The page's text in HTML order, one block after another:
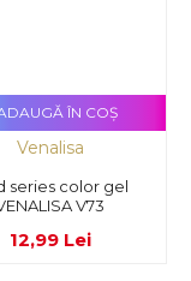
Venalisa
series color gel
V73
12,99 Lei
ÎN COŞ